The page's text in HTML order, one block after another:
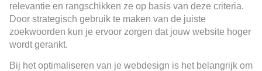
relevantie en rangschikken ze op basis van deze criteria.
Door strategisch gebruik te maken van de juiste
zoekwoorden kun je ervoor zorgen dat jouw website hoger
wordt gerankt.
Bij het optimaliseren van je webdesign is het belangrijk om